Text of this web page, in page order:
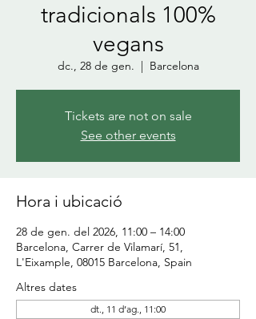
tradicionals 100%
vegans
dc., 28 de gen.
  |
Barcelona
Tickets are not on sale
See other events
Hora i ubicació
28 de gen. del 2026, 11:00 – 14:00
Barcelona, Carrer de Vilamarí, 51,
L'Eixample, 08015 Barcelona, Spain
Altres dates
dt., 11 d’ag., 11:00